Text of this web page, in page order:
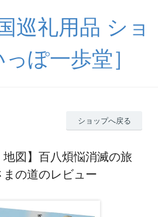
巡礼用品 ショ
ぽ一歩堂］
ショップへ戻る
地図】百八煩悩消滅の旅
まの道のレビュー